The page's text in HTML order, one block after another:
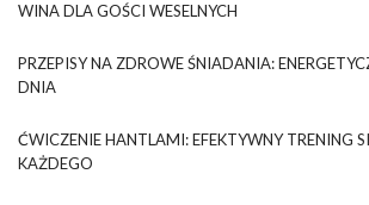
WINA DLA GOŚCI WESELNYCH
PRZEPISY NA ZDROWE ŚNIADANIA:
DNIA
ĆWICZENIE HANTLAMI: EFEKTYWNY TRENING
KAŻDEGO